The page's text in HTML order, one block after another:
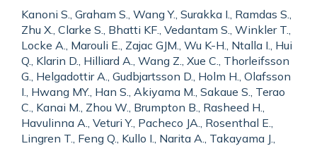
Kanoni S., Graham S., Wang Y., Surakka I., Ramdas S.,
Zhu X., Clarke S., Bhatti KF., Vedantam S., Winkler T.,
Locke A., Marouli E., Zajac GJM., Wu K-H., Ntalla I., Hui
Q., Klarin D., Hilliard A., Wang Z., Xue C., Thorleifsson
G., Helgadottir A., Gudbjartsson D., Holm H., Olafsson
I., Hwang MY., Han S., Akiyama M., Sakaue S., Terao
C., Kanai M., Zhou W., Brumpton B., Rasheed H.,
Havulinna A., Veturi Y., Pacheco JA., Rosenthal E.,
Lingren T., Feng Q., Kullo I., Narita A., Takayama J.,